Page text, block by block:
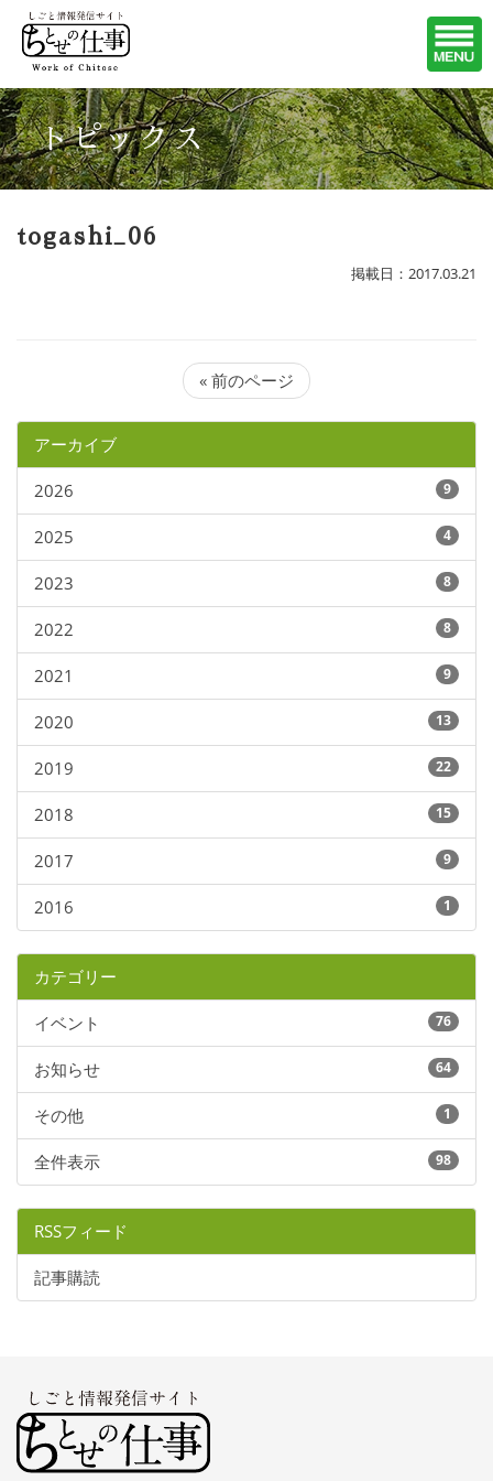
トピックス
togashi_06
掲載日：2017.03.21
« 前のページ
アーカイブ
2026 9
2025 4
2023 8
2022 8
2021 9
2020 13
2019 22
2018 15
2017 9
2016 1
カテゴリー
イベント 76
お知らせ 64
その他 1
全件表示 98
RSSフィード
記事購読